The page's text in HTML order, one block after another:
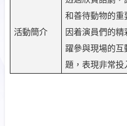
活動簡介
和善待動物的重
因着演員們的
躍參與現場的互
題，表現非常投